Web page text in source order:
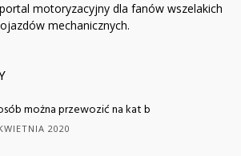
motoryzacyjny dla fanów wszelakich
mechanicznych.
można przewozić na kat b
2020